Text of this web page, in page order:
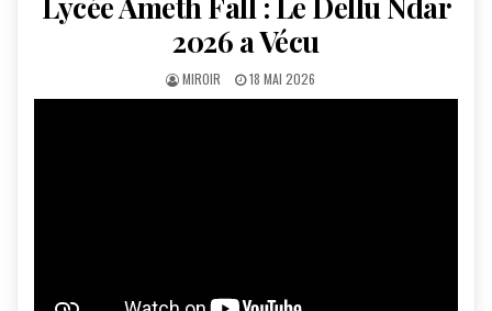
2026 a Vécu
AUTHOR:
MIROIR
PUBLISHED
DATE:
18 MAI 2026